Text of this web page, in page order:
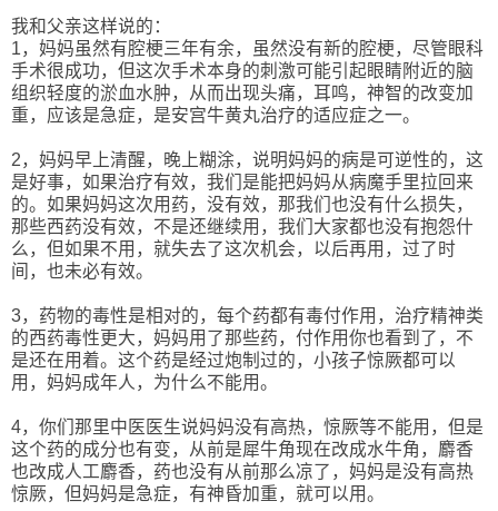
我和父亲这样说的：
1，妈妈虽然有腔梗三年有余，虽然没有新的腔梗，尽管眼科
手术很成功，但这次手术本身的刺激可能引起眼睛附近的脑
组织轻度的淤血水肿，从而出现头痛，耳鸣，神智的改变加
重，应该是急症，是安宫牛黄丸治疗的适应症之一。
2，妈妈早上清醒，晚上糊涂，说明妈妈的病是可逆性的，这
是好事，如果治疗有效，我们是能把妈妈从病魔手里拉回来
的。如果妈妈这次用药，没有效，那我们也没有什么损失，
那些西药没有效，不是还继续用，我们大家都也没有抱怨什
么，但如果不用，就失去了这次机会，以后再用，过了时
间，也未必有效。
3，药物的毒性是相对的，每个药都有毒付作用，治疗精神类
的西药毒性更大，妈妈用了那些药，付作用你也看到了，不
是还在用着。这个药是经过炮制过的，小孩子惊厥都可以
用，妈妈成年人，为什么不能用。
4，你们那里中医医生说妈妈没有高热，惊厥等不能用，但是
这个药的成分也有变，从前是犀牛角现在改成水牛角，麝香
也改成人工麝香，药也没有从前那么凉了，妈妈是没有高热
惊厥，但妈妈是急症，有神昏加重，就可以用。